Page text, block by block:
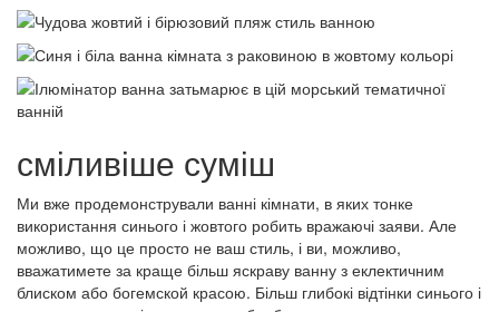
сміливіше суміш
Ми вже продемонстрували ванні кімнати, в яких тонке
використання синього і жовтого робить вражаючі заяви. Але
можливо, що це просто не ваш стиль, і ви, можливо,
вважатимете за краще більш яскраву ванну з еклектичним
блиском або богемской красою. Більш глибокі відтінки синього і